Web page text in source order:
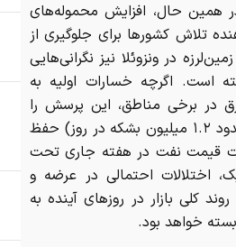
همین حال، افزایش محموله‌های
تلاش کشورها برای جلوگیری از
در ونزوئلا نیز نگرانی‌هایی
است. اگرچه خسارات اولیه به
در برخی مناطق، این پرسش را
مطرح کرده که آیا سطح تولید پیش‌از زمین‌لرزه (حدود ۱.۲ میلیون بشکه در روز) حفظ
قیمت نفت در هفته جاری تحت
اختلالات احتمالی در عرضه و
کلی بازار در روزهای آینده به
خواهد بود.